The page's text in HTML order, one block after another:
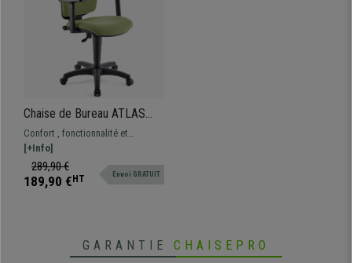
Chaise de Bureau ATLAS
PLUS, Dossier et
Accoudoirs Ajustables,
Grand Rembourrage, en
tissu Vert Olive
Confort , fonctionnalité et
robustesse à un prix imbattable.
Ce magnifique modèle offre des
prestations excellentes au
[+Info]
289,90 €
189,90 € HT Envoi GRATUIT
GARANTIE CHAISEPRO